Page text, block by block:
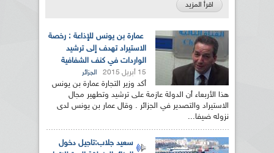
اقرأ المزيد
عمارة بن يونس للإذاعة : رخصة
الاستيراد تهدف إلى ترشيد
الواردات في كنف الشفافية
15 أبريل 2015 الجزائر
أكد وزير التجارة عمارة بن يونس
هذا الأربعاء أن الدولة عازمة على ترشيد وتطهير مجال
الاستيراد والتصدير في الجزائر . وقال عمار بن يونس لدى
نزوله ضيفا...
سعيد جلاب:تاجيل دخول